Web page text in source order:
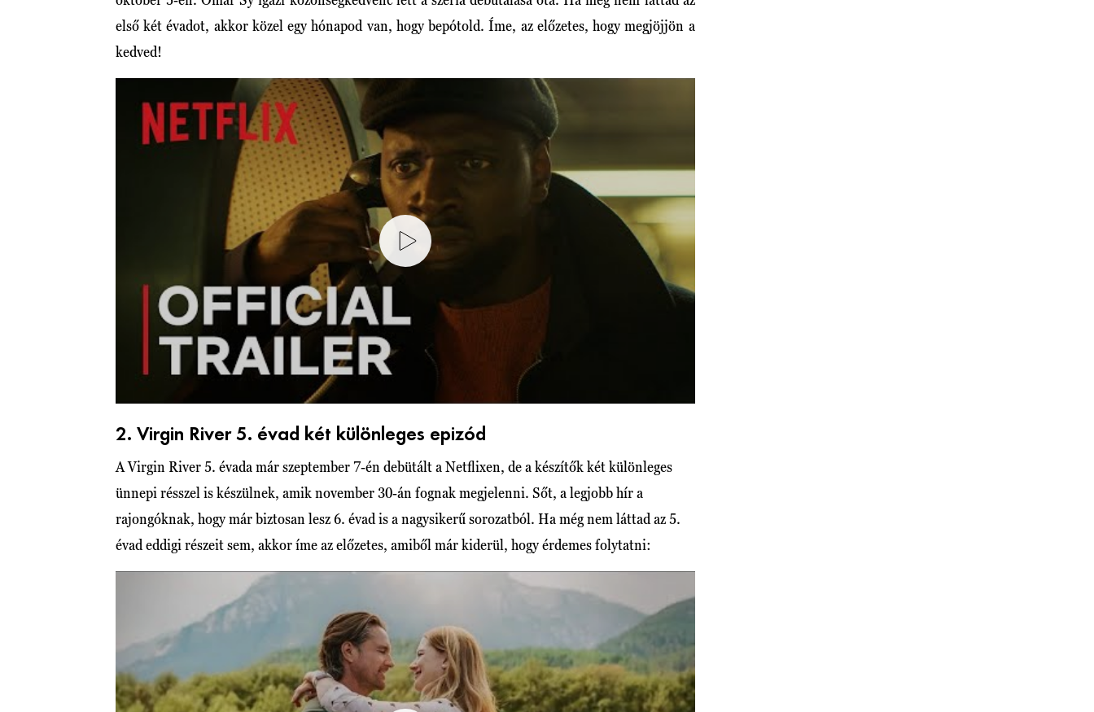
első két évadot, akkor közel egy hónapod van, hogy bepótold. Íme, az előzetes, hogy megjöjjön a
kedved!
2. Virgin River 5. évad két különleges epizód
A Virgin River 5. évada már szeptember 7-én debütált a Netflixen, de a készítők két különleges
ünnepi résszel is készülnek, amik november 30-án fognak megjelenni. Sőt, a legjobb hír a
rajongóknak, hogy már biztosan lesz 6. évad is a nagysikerű sorozatból. Ha még nem láttad az 5.
évad eddigi részeit sem, akkor íme az előzetes, amiből már kiderül, hogy érdemes folytatni: